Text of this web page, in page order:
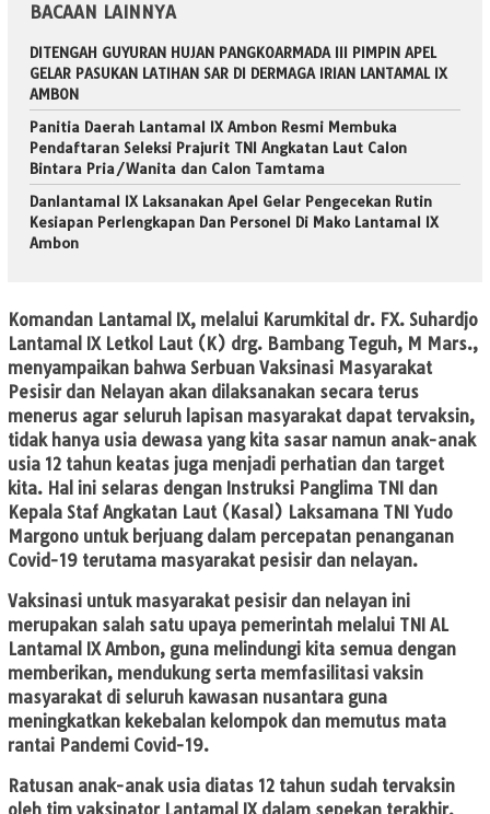
BACAAN LAINNYA
DITENGAH GUYURAN HUJAN PANGKOARMADA III PIMPIN APEL
GELAR PASUKAN LATIHAN SAR DI DERMAGA IRIAN LANTAMAL IX
AMBON
Panitia Daerah Lantamal IX Ambon Resmi Membuka
Pendaftaran Seleksi Prajurit TNI Angkatan Laut Calon
Bintara Pria/Wanita dan Calon Tamtama
Danlantamal IX Laksanakan Apel Gelar Pengecekan Rutin
Kesiapan Perlengkapan Dan Personel Di Mako Lantamal IX
Ambon
Komandan Lantamal IX, melalui Karumkital dr. FX. Suhardjo
Lantamal IX Letkol Laut (K) drg. Bambang Teguh, M Mars.,
menyampaikan bahwa Serbuan Vaksinasi Masyarakat
Pesisir dan Nelayan akan dilaksanakan secara terus
menerus agar seluruh lapisan masyarakat dapat tervaksin,
tidak hanya usia dewasa yang kita sasar namun anak-anak
usia 12 tahun keatas juga menjadi perhatian dan target
kita. Hal ini selaras dengan Instruksi Panglima TNI dan
Kepala Staf Angkatan Laut (Kasal) Laksamana TNI Yudo
Margono untuk berjuang dalam percepatan penanganan
Covid-19 terutama masyarakat pesisir dan nelayan.
Vaksinasi untuk masyarakat pesisir dan nelayan ini
merupakan salah satu upaya pemerintah melalui TNI AL
Lantamal IX Ambon, guna melindungi kita semua dengan
memberikan, mendukung serta memfasilitasi vaksin
masyarakat di seluruh kawasan nusantara guna
meningkatkan kekebalan kelompok dan memutus mata
rantai Pandemi Covid-19.
Ratusan anak-anak usia diatas 12 tahun sudah tervaksin
oleh tim vaksinator Lantamal IX dalam sepekan terakhir.